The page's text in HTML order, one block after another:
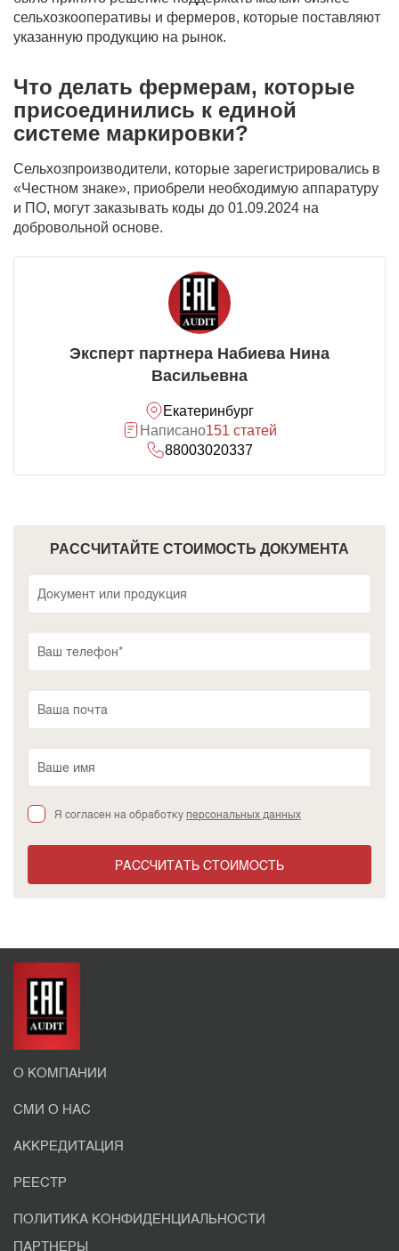
сельхозкооперативы и фермеров, которые поставляют
указанную продукцию на рынок.
Что делать фермерам, которые
присоединились к единой
системе маркировки?
Сельхозпроизводители, которые зарегистрировались в
«Честном знаке», приобрели необходимую аппаратуру
и ПО, могут заказывать коды до 01.09.2024 на
добровольной основе.
Эксперт партнера Набиева Нина
Васильевна
Екатеринбург
Написано151 статей
88003020337
РАССЧИТАЙТЕ СТОИМОСТЬ ДОКУМЕНТА
Я согласен на обработкуперсональных данных
РАССЧИТАТЬ СТОИМОСТЬ
О КОМПАНИИ
СМИ О НАС
АККРЕДИТАЦИЯ
РЕЕСТР
ПОЛИТИКА КОНФИДЕНЦИАЛЬНОСТИ
ПАРТНЕРЫ